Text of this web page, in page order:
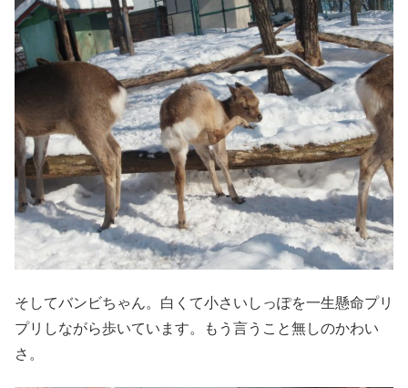
そしてバンビちゃん。白くて小さいしっぽを一生懸命プリ
プリしながら歩いています。もう言うこと無しのかわい
さ。